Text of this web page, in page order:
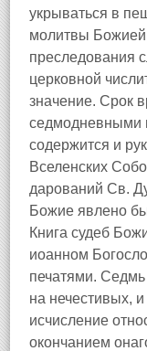
укрываться в
молитвы Божией
преследования
церковной
значение. Срок
седмодневными
содержится и
Вселенских
дарований Св.
Божие явлено
Книга судеб
иоанном
печатями.
на нечестивых,
исчисление
окончанием